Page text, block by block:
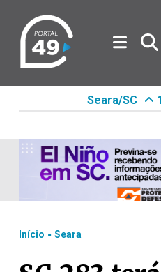
Seara/SC
Início . Seara